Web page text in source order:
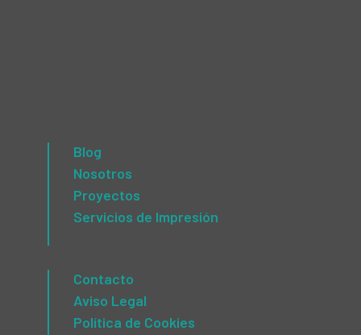
Blog
Nosotros
Proyectos
Servicios de Impresión
Contacto
Aviso Legal
Política de Cookies